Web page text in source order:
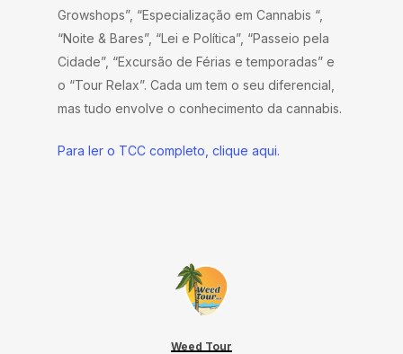
Growshops”, “Especialização em Cannabis “,
“Noite & Bares”, “Lei e Política”, “Passeio pela
Cidade”, “Excursão de Férias e temporadas” e
o “Tour Relax”. Cada um tem o seu diferencial,
mas tudo envolve o conhecimento da cannabis.
Para ler o TCC completo, clique aqui.
Weed Tour